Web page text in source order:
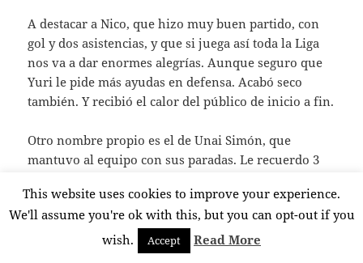
A destacar a Nico, que hizo muy buen partido, con
gol y dos asistencias, y que si juega así toda la Liga
nos va a dar enormes alegrías. Aunque seguro que
Yuri le pide más ayudas en defensa. Acabó seco
también. Y recibió el calor del público de inicio a fin.
Otro nombre propio es el de Unai Simón, que
mantuvo al equipo con sus paradas. Le recuerdo 3
varios balones.
Maroan también estará contento porque se le pedían
goles y en el primer partido de Liga ya tiene uno.
This website uses cookies to improve your experience.
We'll assume you're ok with this, but you can opt-out if you
wish.
Accept Read More